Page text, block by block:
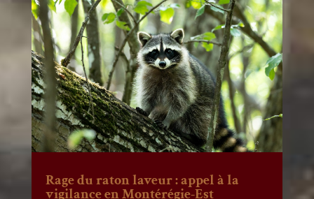
Rage du raton laveur : appel à la
vigilance en Montérégie-Est